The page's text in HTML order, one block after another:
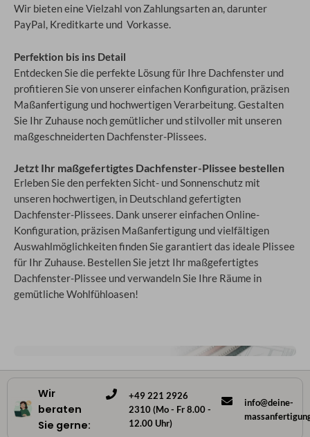
Wir bieten eine Vielzahl von Zahlungsarten an, darunter
PayPal, Kreditkarte und Vorkasse.
Perfektion bis ins Detail
Entdecken Sie die perfekte Lösung für Ihre Dachfenster und
profitieren Sie von unserer einfachen Konfiguration, präzisen
Maßanfertigung und hochwertigen Verarbeitung. Gestalten
Sie Ihr Zuhause noch gemütlicher und stilvoller mit unseren
maßgeschneiderten Dachfenster-Plissees.
Jetzt Ihr maßgefertigtes Dachfenster-Plissee bestellen
Erleben Sie den perfekten Sicht- und Sonnenschutz mit
unseren hochwertigen, in Deutschland gefertigten
Dachfenster-Plissees. Dank unserer einfachen Online-
Konfiguration, präzisen Maßanfertigung und vielfältigen
Auswahlmöglichkeiten finden Sie garantiert das ideale Plissee
für Ihr Zuhause. Bestellen Sie jetzt Ihr maßgefertigtes
Dachfenster-Plissee und verwandeln Sie Ihre Räume in
gemütliche Wohlfühloasen!
Wir
beraten
Sie gerne:
+49 221 2926
2310 (Mo - Fr 8.00 -
12.00 Uhr)
info@deine-